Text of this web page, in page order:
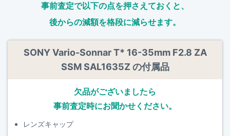
事前査定で以下の点を押さえておくと、
後からの減額を格段に減らせます。
SONY Vario-Sonnar T* 16-35mm F2.8 ZA
SSM SAL1635Z の付属品
欠品がございましたら
事前査定時にお聞かせください。
レンズキャップ